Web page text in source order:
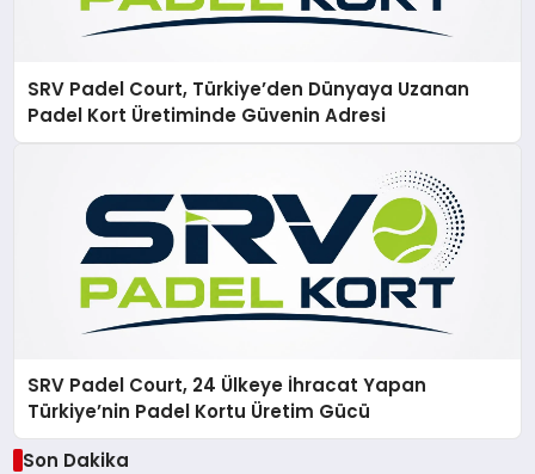
SRV Padel Court, Türkiye’den Dünyaya Uzanan
Padel Kort Üretiminde Güvenin Adresi
SRV Padel Court, 24 Ülkeye İhracat Yapan
Türkiye’nin Padel Kortu Üretim Gücü
Son Dakika